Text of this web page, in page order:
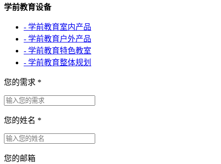
学前教育设备
- 学前教育室内产品
- 学前教育户外产品
- 学前教育特色教室
- 学前教育整体规划
您的需求 *
您的姓名 *
您的邮箱